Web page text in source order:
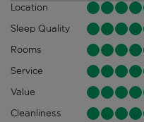
Location
Sleep Quality
Rooms
Service
Value
Cleanliness